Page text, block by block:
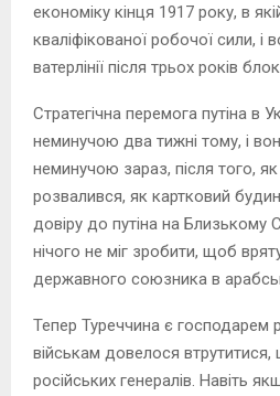
економіку кінця 1917 року, в
кваліфікованої робочої сили, і
ватерлінії після трьох років
Стратегічна перемога путіна в
неминучою два тижні тому, і
неминучою зараз, після того,
розвалився, як картковий
довіру до путіна на Близькому
нічого не міг зробити, щоб
державного союзника в
Тепер Туреччина є господарем
військам довелося
російських генералів. Навіть